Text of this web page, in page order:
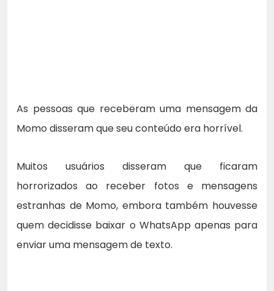
As pessoas que receberam uma mensagem da
Momo disseram que seu conteúdo era horrível.
Muitos usuários disseram que ficaram
horrorizados ao receber fotos e mensagens
estranhas de Momo, embora também houvesse
quem decidisse baixar o WhatsApp apenas para
enviar uma mensagem de texto.